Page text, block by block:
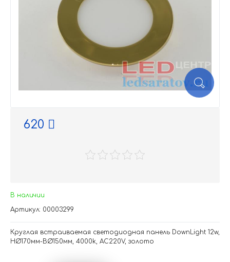
620
В наличии
Артикул: 00003299
Круглая встраиваемая светодиодная панель DownLight 12w,
НØ170мм-ВØ150мм, 4000k, AC220V, золото